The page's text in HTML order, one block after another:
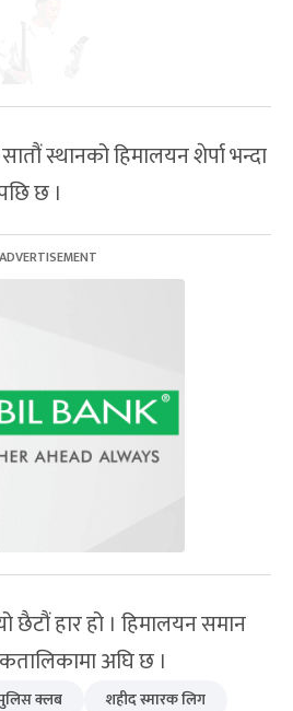
स्थानको हिमालयन शेर्पा भन्दा
छ ।
छैटौं हार हो । हिमालयन समान
अघि छ ।